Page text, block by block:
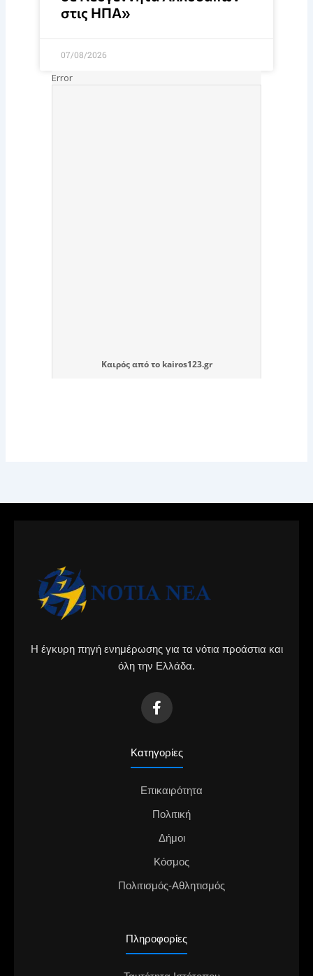
στις ΗΠΑ»
07/08/2026
Καιρόςαπό το kairos123.gr
Η έγκυρη πηγή ενημέρωσης για τα νότια προάστια και
όλη την Ελλάδα.
Κατηγορίες
Επικαιρότητα
Πολιτική
Δήμοι
Κόσμος
Πολιτισμός-Αθλητισμός
Πληροφορίες